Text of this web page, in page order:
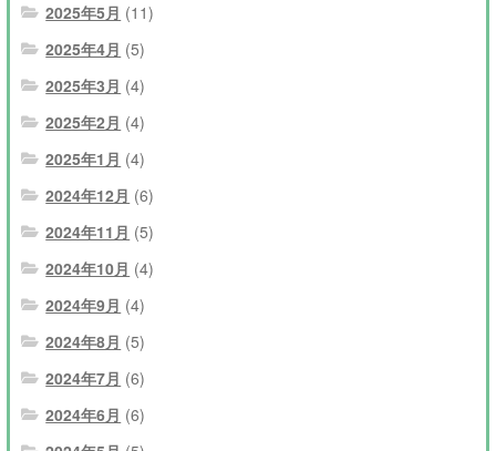
2025年5月 (11)
2025年4月 (5)
2025年3月 (4)
2025年2月 (4)
2025年1月 (4)
2024年12月 (6)
2024年11月 (5)
2024年10月 (4)
2024年9月 (4)
2024年8月 (5)
2024年7月 (6)
2024年6月 (6)